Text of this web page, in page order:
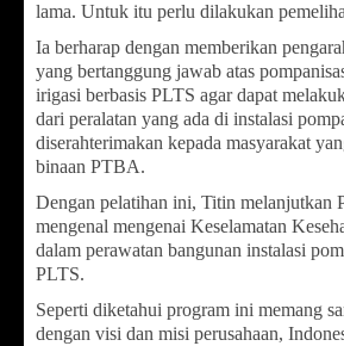
lama. Untuk itu perlu dilakukan
Ia berharap dengan memberikan
yang bertanggung jawab atas
irigasi berbasis PLTS agar dapat
dari peralatan yang ada di instalasi
diserahterimakan kepada masyarakat
binaan PTBA.
Dengan pelatihan ini, Titin melanjutkan
mengenal mengenai Keselamatan
dalam perawatan bangunan instalasi
PLTS.
Seperti diketahui program ini memang
dengan visi dan misi perusahaan,